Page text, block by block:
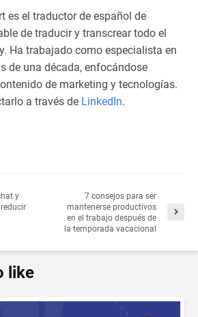
es el traductor de español de
de traducir y transcrear todo el
Ha trabajado como especialista en
de una década, enfocándose
de marketing y tecnologías.
a través de LinkedIn.
y
7 consejos para ser
mantenerse productivos
en el trabajo después de
la temporada vacacional
like